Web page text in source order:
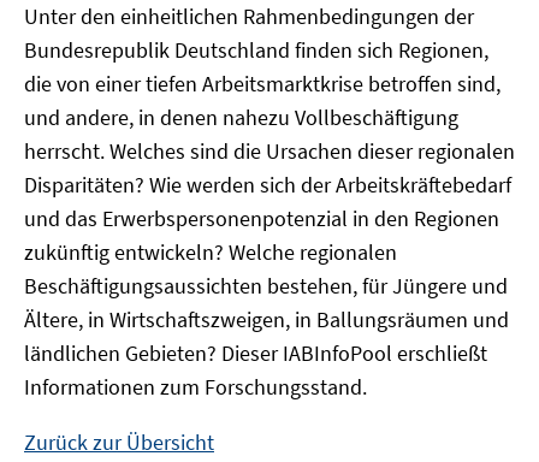
Unter den einheitlichen Rahmenbedingungen der
Bundesrepublik Deutschland finden sich Regionen,
die von einer tiefen Arbeitsmarktkrise betroffen sind,
und andere, in denen nahezu Vollbeschäftigung
herrscht. Welches sind die Ursachen dieser regionalen
Disparitäten? Wie werden sich der Arbeitskräftebedarf
und das Erwerbspersonenpotenzial in den Regionen
zukünftig entwickeln? Welche regionalen
Beschäftigungsaussichten bestehen, für Jüngere und
Ältere, in Wirtschaftszweigen, in Ballungsräumen und
ländlichen Gebieten? DieserIABInfoPool erschließt
Informationen zum Forschungsstand.
Zurück zur Übersicht